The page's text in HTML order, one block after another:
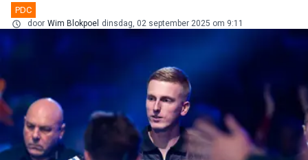
PDC
door Wim Blokpoel dinsdag, 02 september 2025 om 9:11